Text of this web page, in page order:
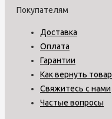
Покупателям
Доставка
Оплата
Гарантии
Как вернуть товар
Свяжитесь с нами
Частые вопросы